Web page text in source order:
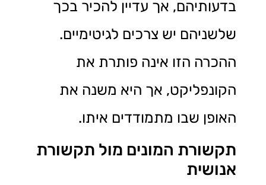
בדעותיהם, אך עדיין להכיר בכך
שלשניהם יש צרכים לגיטימיים.
ההכרה הזו אינה פותרת את
הקונפליקט, אך היא משנה את
האופן שבו מתמודדים איתו.
תקשורת המונים מול תקשורת
אנושית